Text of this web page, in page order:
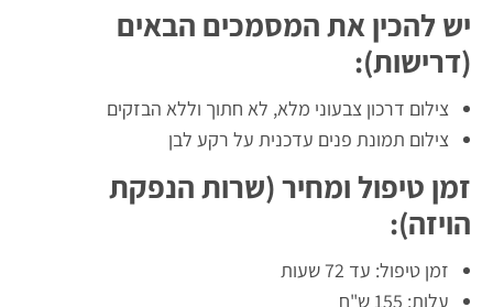
יש להכין את המסמכים הבאים
(דרישות):
צילום דרכון צבעוני מלא, לא חתוך וללא הבזקים
צילום תמונת פנים עדכנית על רקע לבן
זמן טיפול ומחיר (שרות הנפקת
הויזה):
זמן טיפול: עד 72 שעות
עלות: 155 ש"ח